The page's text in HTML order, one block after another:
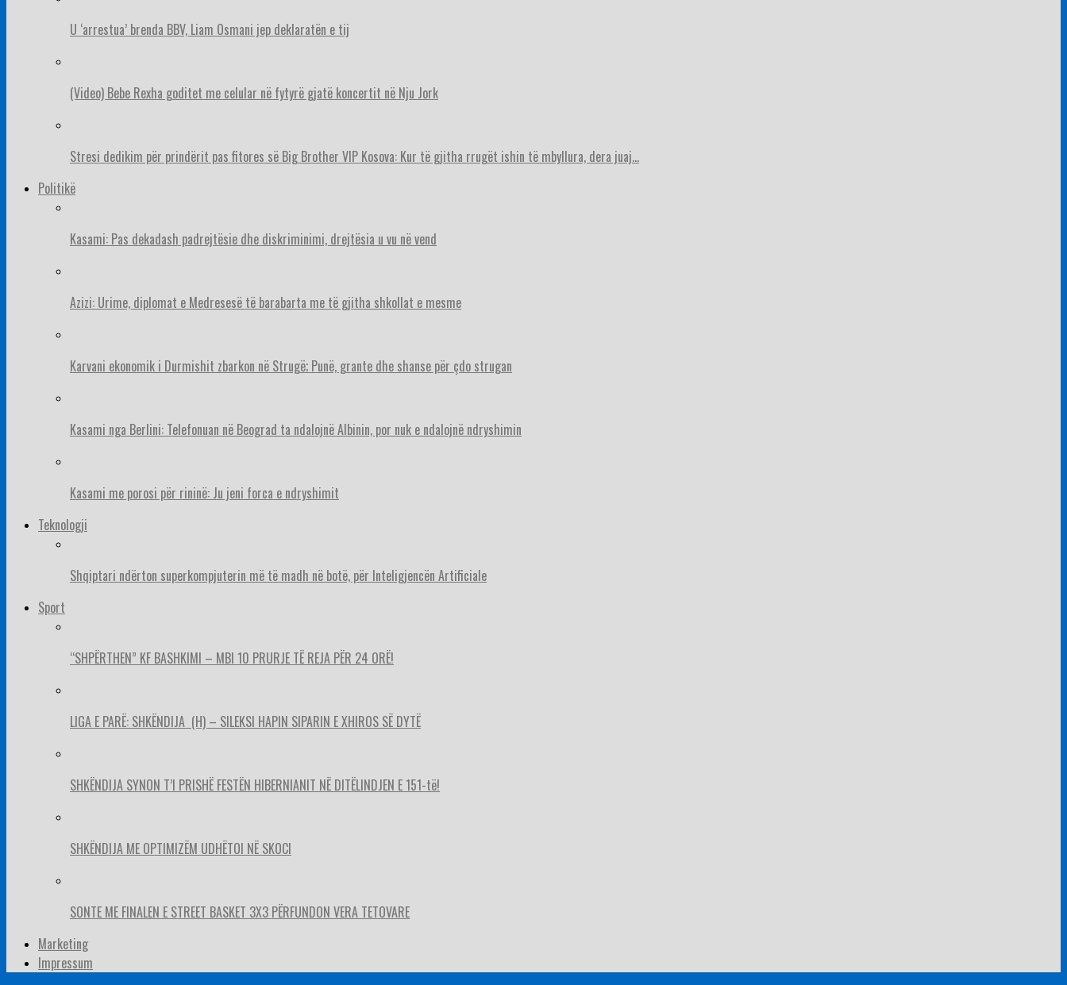
U ‘arrestua’ brenda BBV, Liam Osmani jep deklaratën e tij
(Video) Bebe Rexha goditet me celular në fytyrë gjatë koncertit në Nju Jork
Stresi dedikim për prindërit pas fitores së Big Brother VIP Kosova: Kur të gjitha rrugët ishin të mbyllura, dera juaj…
Politikë
Kasami: Pas dekadash padrejtësie dhe diskriminimi, drejtësia u vu në vend
Azizi: Urime, diplomat e Medresesë të barabarta me të gjitha shkollat e mesme
Karvani ekonomik i Durmishit zbarkon në Strugë; Punë, grante dhe shanse për çdo strugan
Kasami nga Berlini: Telefonuan në Beograd ta ndalojnë Albinin, por nuk e ndalojnë ndryshimin
Kasami me porosi për rininë: Ju jeni forca e ndryshimit
Teknologji
Shqiptari ndërton superkompjuterin më të madh në botë, për Inteligjencën Artificiale
Sport
“SHPËRTHEN” KF BASHKIMI – MBI 10 PRURJE TË REJA PËR 24 ORË!
LIGA E PARË: SHKËNDIJA (H) – SILEKSI HAPIN SIPARIN E XHIROS SË DYTË
SHKËNDIJA SYNON T’I PRISHË FESTËN HIBERNIANIT NË DITËLINDJEN E 151-të!
SHKËNDIJA ME OPTIMIZËM UDHËTOI NË SKOCI
SONTE ME FINALEN E STREET BASKET 3X3 PËRFUNDON VERA TETOVARE
Marketing
Impressum